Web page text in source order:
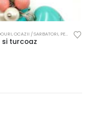
,OCAZII / SARBATORI, PENTRU FEMEI
turcoaz